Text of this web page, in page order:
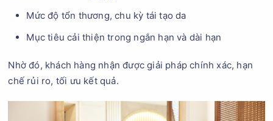
Mức độ tổn thương, chu kỳ tái tạo da
Mục tiêu cải thiện trong ngắn hạn và dài hạn
Nhờ đó, khách hàng nhận được giải pháp chính xác, hạn
chế rủi ro, tối ưu kết quả.